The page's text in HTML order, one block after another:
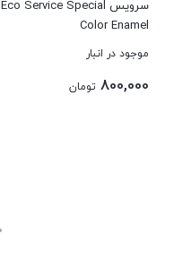
عدد
سرویس Eco Service Special
Color Enamel
موجود در انبار
800,000 تومان